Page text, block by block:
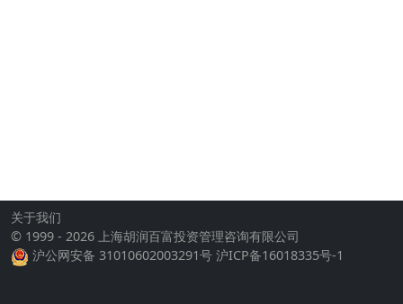
关于我们
© 1999 - 2026 上海胡润百富投资管理咨询有限公司
沪公网安备 31010602003291号 沪ICP备16018335号-1